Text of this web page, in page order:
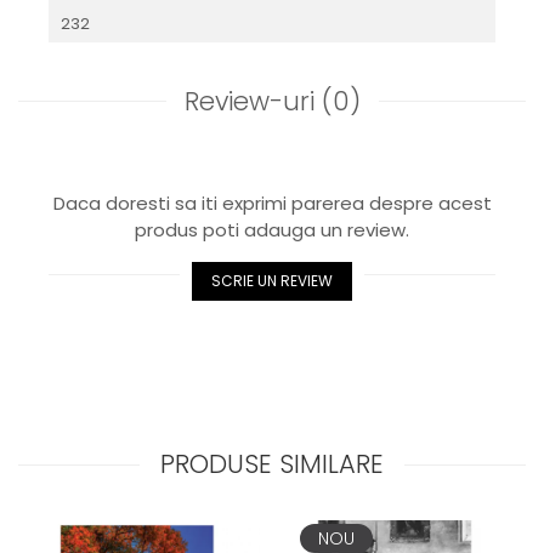
232
Review-uri (0)
Daca doresti sa iti exprimi parerea despre acest
produs poti adauga un review.
SCRIE UN REVIEW
PRODUSE SIMILARE
NOU